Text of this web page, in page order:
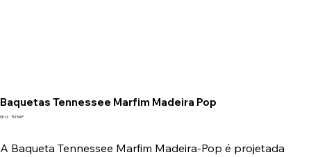
Baquetas Tennessee Marfim Madeira Pop
SKU: SKU
TN 5AP
A Baqueta Tennessee Marfim Madeira-Pop é projetada